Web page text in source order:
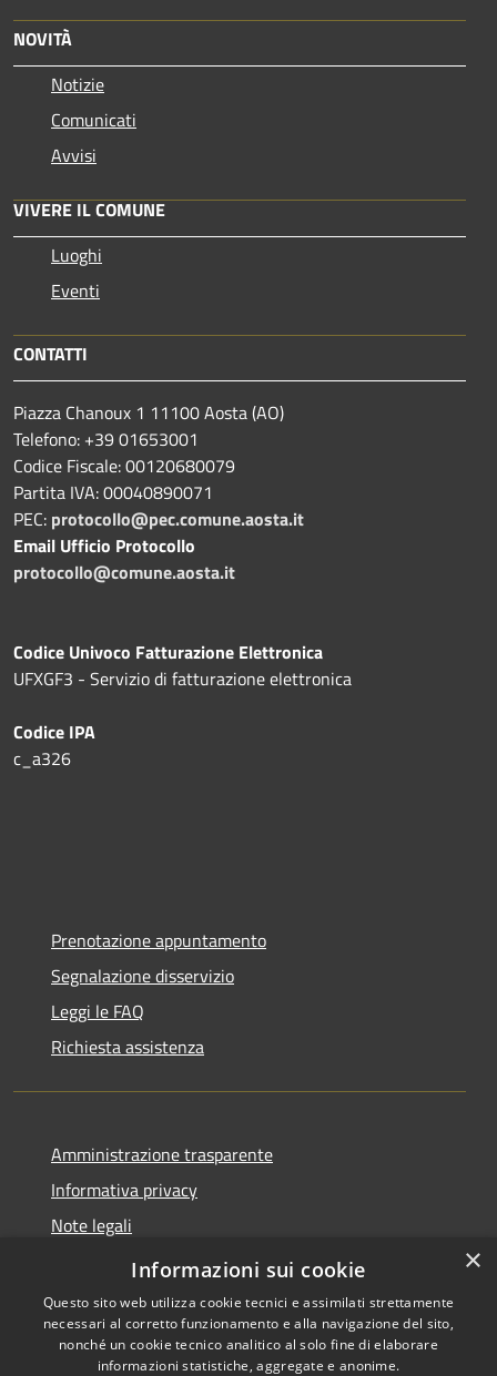
NOVITÀ
Notizie
Comunicati
Avvisi
VIVERE IL COMUNE
Luoghi
Eventi
CONTATTI
Piazza Chanoux 1 11100 Aosta (AO)
Telefono: +39 01653001
Codice Fiscale: 00120680079
Partita IVA: 00040890071
PEC: protocollo@pec.comune.aosta.it
Email Ufficio Protocollo
protocollo@comune.aosta.it
Codice Univoco Fatturazione Elettronica
UFXGF3 - Servizio di fatturazione elettronica
Codice IPA
c_a326
Prenotazione appuntamento
Segnalazione disservizio
Leggi le FAQ
Richiesta assistenza
Amministrazione trasparente
Informativa privacy
Note legali
Dichiarazione di accessibilità
×
Informazioni sui cookie
Questo sito web utilizza cookie tecnici e assimilati strettamente
necessari al corretto funzionamento e alla navigazione del sito,
nonché un cookie tecnico analitico al solo fine di elaborare
informazioni statistiche, aggregate e anonime.